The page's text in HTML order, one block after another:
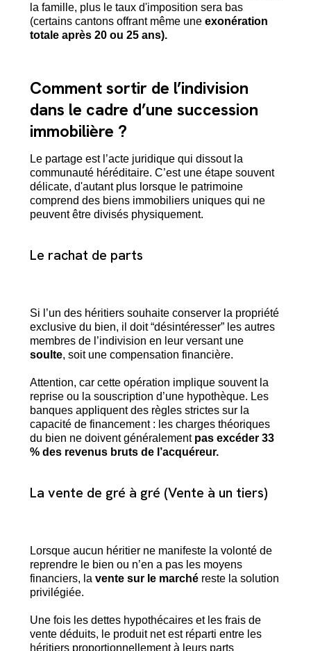
la famille, plus le taux d'imposition sera bas
(certains cantons offrant même une exonération
totale après 20 ou 25 ans).
Comment sortir de l’indivision
dans le cadre d’une succession
immobilière ?
Le partage est l’acte juridique qui dissout la
communauté héréditaire. C’est une étape souvent
délicate, d'autant plus lorsque le patrimoine
comprend des biens immobiliers uniques qui ne
peuvent être divisés physiquement.
Le rachat de parts
Si l’un des héritiers souhaite conserver la propriété
exclusive du bien, il doit “désintéresser” les autres
membres de l’indivision en leur versant une
soulte, soit une compensation financière.
Attention, car cette opération implique souvent la
reprise ou la souscription d’une hypothèque. Les
banques appliquent des règles strictes sur la
capacité de financement : les charges théoriques
du bien ne doivent généralement pas excéder 33
% des revenus bruts de l’acquéreur.
La vente de gré à gré (Vente à un tiers)
Lorsque aucun héritier ne manifeste la volonté de
reprendre le bien ou n’en a pas les moyens
financiers, la vente sur le marchéreste la solution
privilégiée.
Une fois les dettes hypothécaires et les frais de
vente déduits, le produit net est réparti entre les
héritiers proportionnellement à leurs parts